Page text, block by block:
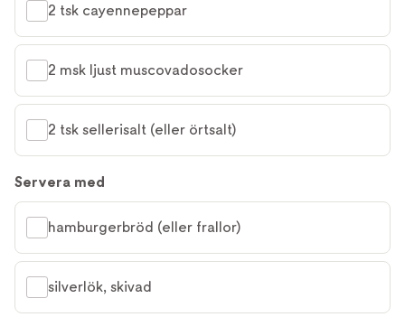
2 tsk cayennepeppar
2 msk ljust muscovadosocker
2 tsk sellerisalt (eller örtsalt)
Servera med
hamburgerbröd (eller frallor)
silverlök, skivad